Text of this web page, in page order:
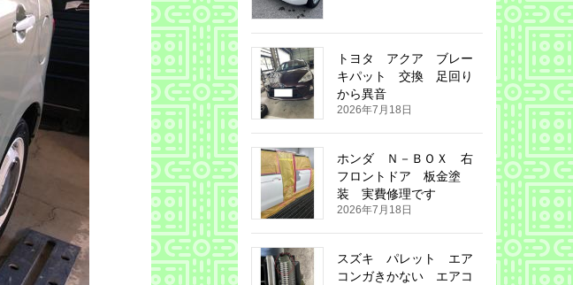
トヨタ アクア ブレー
キパット 交換 足回り
から異音
2026年7月18日
ホンダ Ｎ－ＢＯＸ 右
フロントドア 板金塗
装 実費修理です
2026年7月18日
スズキ パレット エア
コンガきかない エアコ